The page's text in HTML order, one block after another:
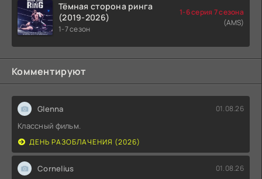
Тёмная сторона ринга
(2019-2026)
1-7 сезон
1-6 серия 7 сезона
(AMS)
Комментируют
Glenna 01.08.26
Классный фильм.
ДЕНЬ РАЗОБЛАЧЕНИЯ (2026)
Cornelius 01.08.26